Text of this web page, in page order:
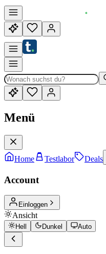
Menü
Home Testlabor Deals
Account
Einloggen
Ansicht
Hell Dunkel Auto